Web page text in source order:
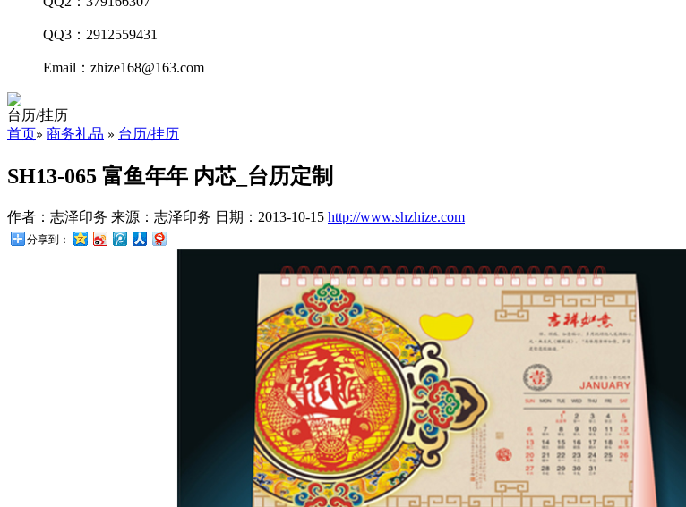
QQ3：2912559431
Email：zhize168@163.com
台历/挂历
首页» 商务礼品 » 台历/挂历
SH13-065 富鱼年年 内芯_台历定制
作者：志泽印务 来源：志泽印务 日期：2013-10-15 http://www.shzhize.com
分享到：